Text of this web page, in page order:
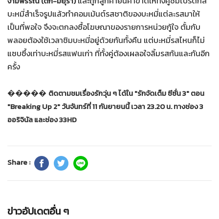
บะหมี่สำเร็จรูปแล้วทำคอมเม้นต์รสชาติของบะหมี่แต่ละรสมาให้
เป็นที่พอใจ จึงจะตกลงซื้อโฆษณาของรายการหน่วยกู้ใจ ตั้มกับ
พลอยต้องใช้เวลาชิมบะหมี่อยู่ด้วยกันทั้งคืน แต่บะหมี่รสไหนก็ไม่
แซบซึ้งเท่าบะหมี่รสแฟนเก่า ที่ทั้งคู่ต้องเผลอใจลิ้มรสกันและกันอีก
ครั้ง
����� ติดตามชมเรื่องรักวุ่น ๆ ได้ใน "รักจัดเต็ม ซีซั่น 3" ตอน
"Breaking Up 2" วันจันทร์ที่ 11 กันยายนนี้ เวลา 23.20 น. ทางช่อง 3
ออริจินัล และช่อง 33HD
Share :
ข่าวอัปเดตอื่น ๆ